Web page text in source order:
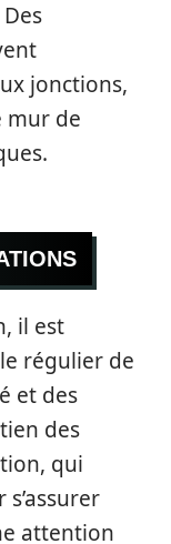
jonctions,
mur de
il est
régulier de
et des
des
qui
attention